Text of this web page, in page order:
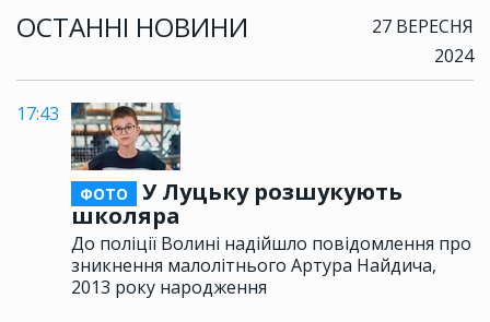
ОСТАННІ НОВИНИ
27 ВЕРЕСНЯ
2024
17:43
ФОТО
У Луцьку розшукують
школяра
До поліції Волині надійшло повідомлення про
зникнення малолітнього Артура Найдича,
2013 року народження